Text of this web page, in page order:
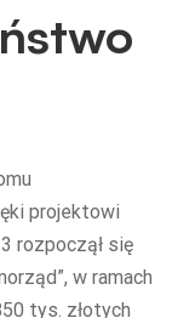
projektowi
rozpoczął się
w ramach
tys. złotych